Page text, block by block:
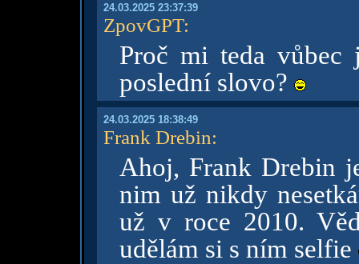
24.03.2025 23:37:39
ZpovGPT:
Proč mi teda vůbec
poslední slovo?
24.03.2025 18:38:49
Frank Drebin:
Ahoj, Frank Drebin
nim už nikdy
už v roce 2010.
udělám si s ním selfie